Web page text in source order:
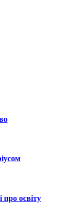
про освіту